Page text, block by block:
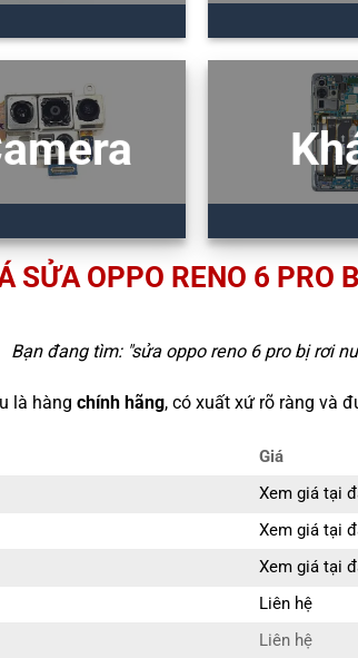
SỬA OPPO RENO 6 PRO
Bạn đang tìm: "sửa oppo reno 6 pro bị rơi
là hàng chính hãng, có xuất xứ rõ ràng và
Giá
Xem giá tại
Xem giá tại
Xem giá tại
Liên hệ
Liên hệ